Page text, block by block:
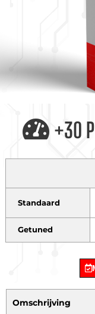
+30
Standaard
Getuned
Omschrijving